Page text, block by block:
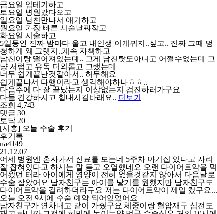
금요일 임테기하고
토요일 병원갔다오고
일요일 남친만나서 얘기하고
월요일 가장 빠른 시술날짜잡고
화요일 시술하고
5일동안 진짜 밤마다 울고 내인생 이게뭐지..싶고.. 진짜 그때 멍
청하게 왜 그랫지..계속 자책하고
남친이랑 떨어져있는데.. 그게 남친탓도아니고 어쩔수없는데 그
냥 서럽고 유독 더외롭고 그랬는데
너무 쉽게끝난것같아서.. 허무해요
쉽게끝나서 다행이라고 생각해야하나ㅎㅎ..
다음주에 다 잘 끝났는지 이상없는지 검진하러가구요
다들 건강하시고 힘내시길바래요.. 더보기
조회 4,743
댓글 30
토닥 20
[시흥] 오늘 수술 후기
후기톡
na4149
21.12.07
어제 병원엔 혼자가서 진료를 보는데 5주차 아기집 있다고 자리
잘 잡혀있다고 하시는 말 듣고 오열했네요 오랜 다이어트약을 먹
어왔던 터라 아이에게 영양이 전혀 없을것같지 않아서 다음날로
수술 잡았어요 남자친구는 아이를 낳기를 원했지만 남자친구도
다이어트약을 걸려하더라구요 저는 다이어트약이 제일 컸구요...
오늘 오전 9시에 수술 예약 되어있었어요
남자친구가 연차내고 같이 가줬구요 체중이랑 혈압재구 심전도